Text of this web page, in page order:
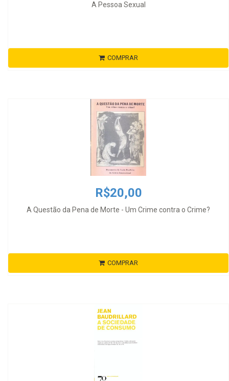
A Pessoa Sexual
COMPRAR
R$20,00
A Questão da Pena de Morte - Um Crime contra o Crime?
COMPRAR